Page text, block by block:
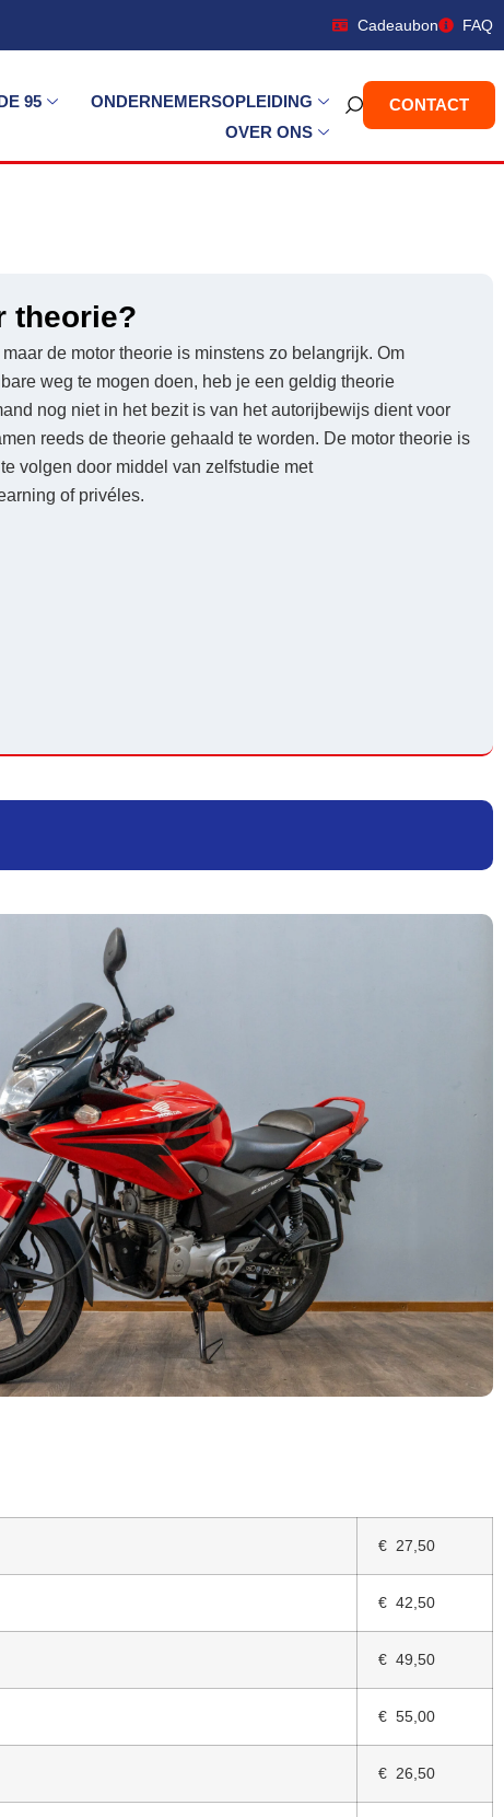
Cadeaubon FAQ
95
ONDERNEMERSOPLEIDING
OVER ONS
CONTACT
theorie?
de motor theorie is minstens zo belangrijk. Om
weg te mogen doen, heb je een geldig theorie
nog niet in het bezit is van het autorijbewijs dient voor
reeds de theorie gehaald te worden. De motor theorie is
volgen door middel van zelfstudie met
of privéles.
€ 27,50
€ 42,50
€ 49,50
€ 55,00
€ 26,50